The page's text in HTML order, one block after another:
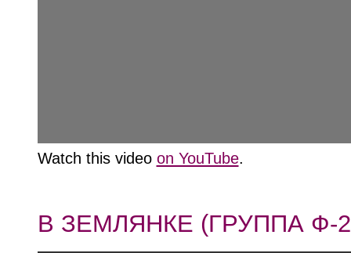
Watch this video on YouTube.
В ЗЕМЛЯНКЕ (ГРУППА Ф-